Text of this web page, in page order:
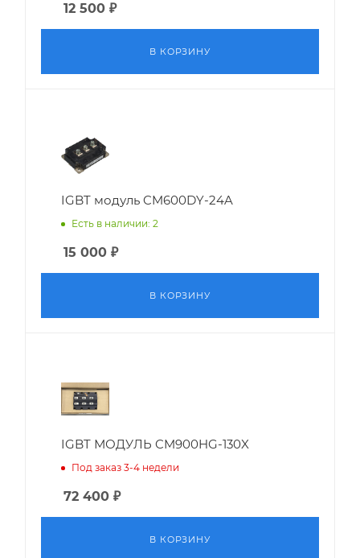
12 500 ₽
В КОРЗИНУ
IGBT модуль CM600DY-24A
Есть в наличии: 2
15 000 ₽
В КОРЗИНУ
IGBT МОДУЛЬ CM900HG-130X
Под заказ 3-4 недели
72 400 ₽
В КОРЗИНУ